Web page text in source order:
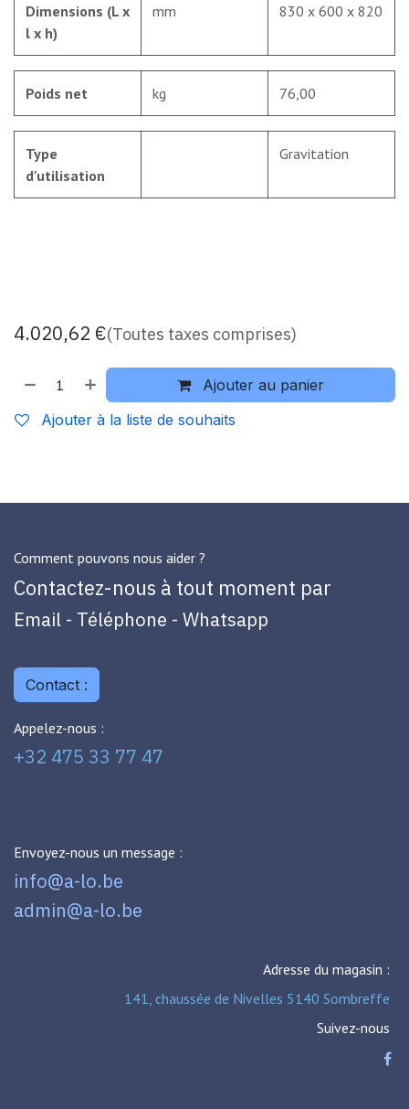
Dimensions (L x
l x h)
mm 830 x 600 x 820
Poids net kg 76,00
Type
d'utilisation
Gravitation
4.020,62 €(Toutes taxes comprises)
Ajouter au panier
Ajouter à la liste de souhaits
Comment pouvons nous aider ?
Contactez-nous à tout moment par
Email - Téléphone - Whatsapp
Contact :
Appelez-nous :
+32 475 33 77 47
Envoyez-nous un message :
info@a-lo.be
admin@a-lo.be
Adresse du magasin :
141, chaussée de Nivelles 5140 Sombreffe
Suivez-nous